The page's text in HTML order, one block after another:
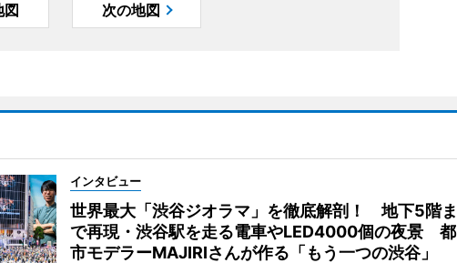
図 次の地図
インタビュー
世界最大「渋谷ジオラマ」を徹底解剖！ 地下5階ま
で再現・渋谷駅を走る電車やLED4000個の夜景 都
市モデラーMAJIRIさんが作る「もう一つの渋谷」